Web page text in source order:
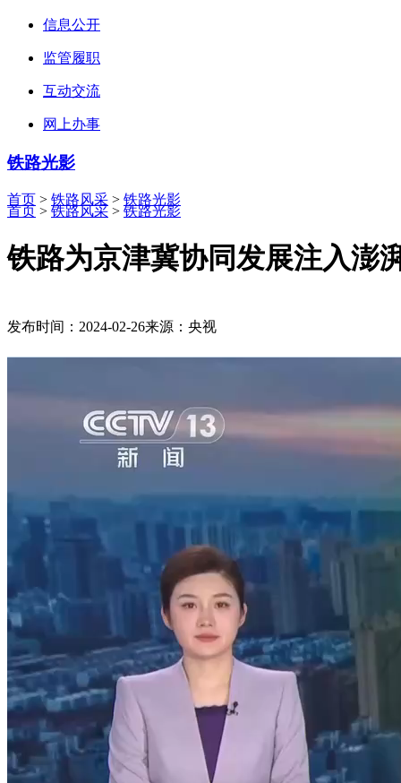
信息公开
监管履职
互动交流
网上办事
铁路光影
首页 > 铁路风采 > 铁路光影
首页 > 铁路风采 > 铁路光影
铁路为京津冀协同发展注入澎
发布时间：2024-02-26来源：央视